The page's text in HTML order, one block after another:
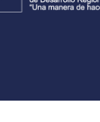
sociales